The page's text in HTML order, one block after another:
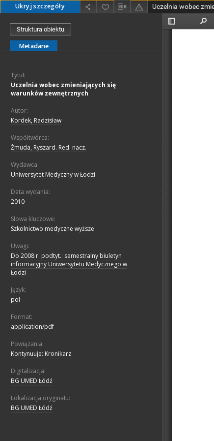
Ukryj szczegóły
Struktura obiektu
Metadane
Tytuł:
Uczelnia wobec zmieniających się
warunków zewnętrznych
Autor:
Kordek, Radzisław
Współtwórca:
Żmuda, Ryszard. Red. nacz.
Wydawca:
Uniwersytet Medyczny w Łodzi
Data wydania:
2010
Słowa kluczowe:
Szkolnictwo medyczne wyższe
Uwagi:
Do 2008 r. podtyt.: semestralny biuletyn
informacyjny Uniwersytetu Medycznego w
Łodzi
Język:
pol
Format:
application/pdf
Powiązania:
Kontynuuje: Kronikarz
Digitalizacja:
BG UMED Łódź
Lokalizacja oryginału:
BG UMED Łódź